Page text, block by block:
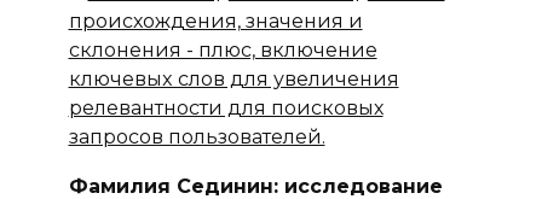
Фамилия Сединин: исследование